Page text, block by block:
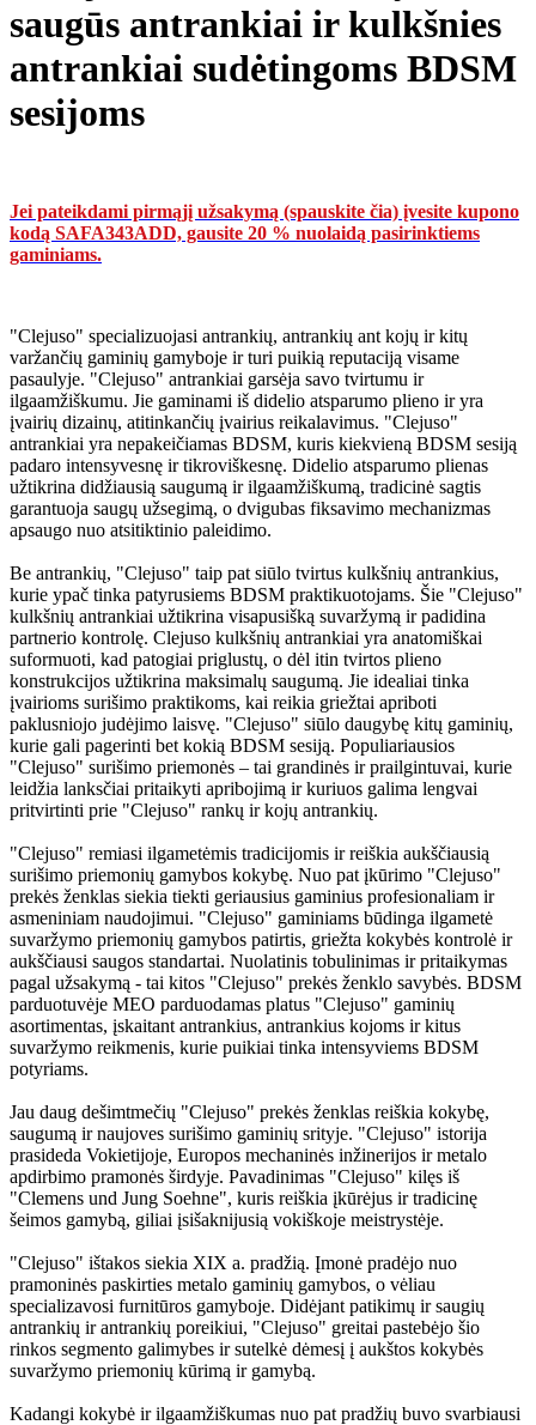
saugūs antrankiai ir kulkšnies
antrankiai sudėtingoms BDSM
sesijoms
Jei pateikdami pirmąjį užsakymą (spauskite čia) įvesite kupono
kodą SAFA343ADD, gausite 20 % nuolaidą pasirinktiems
gaminiams.
"Clejuso" specializuojasi antrankių, antrankių ant kojų ir kitų
varžančių gaminių gamyboje ir turi puikią reputaciją visame
pasaulyje. "Clejuso" antrankiai garsėja savo tvirtumu ir
ilgaamžiškumu. Jie gaminami iš didelio atsparumo plieno ir yra
įvairių dizainų, atitinkančių įvairius reikalavimus. "Clejuso"
antrankiai yra nepakeičiamas BDSM, kuris kiekvieną BDSM sesiją
padaro intensyvesnę ir tikroviškesnę. Didelio atsparumo plienas
užtikrina didžiausią saugumą ir ilgaamžiškumą, tradicinė sagtis
garantuoja saugų užsegimą, o dvigubas fiksavimo mechanizmas
apsaugo nuo atsitiktinio paleidimo.
Be antrankių, "Clejuso" taip pat siūlo tvirtus kulkšnių antrankius,
kurie ypač tinka patyrusiems BDSM praktikuotojams. Šie "Clejuso"
kulkšnių antrankiai užtikrina visapusišką suvaržymą ir padidina
partnerio kontrolę. Clejuso kulkšnių antrankiai yra anatomiškai
suformuoti, kad patogiai priglustų, o dėl itin tvirtos plieno
konstrukcijos užtikrina maksimalų saugumą. Jie idealiai tinka
įvairioms surišimo praktikoms, kai reikia griežtai apriboti
paklusniojo judėjimo laisvę. "Clejuso" siūlo daugybę kitų gaminių,
kurie gali pagerinti bet kokią BDSM sesiją. Populiariausios
"Clejuso" surišimo priemonės – tai grandinės ir prailgintuvai, kurie
leidžia lanksčiai pritaikyti apribojimą ir kuriuos galima lengvai
pritvirtinti prie "Clejuso" rankų ir kojų antrankių.
"Clejuso" remiasi ilgametėmis tradicijomis ir reiškia aukščiausią
surišimo priemonių gamybos kokybę. Nuo pat įkūrimo "Clejuso"
prekės ženklas siekia tiekti geriausius gaminius profesionaliam ir
asmeniniam naudojimui. "Clejuso" gaminiams būdinga ilgametė
suvaržymo priemonių gamybos patirtis, griežta kokybės kontrolė ir
aukščiausi saugos standartai. Nuolatinis tobulinimas ir pritaikymas
pagal užsakymą - tai kitos "Clejuso" prekės ženklo savybės. BDSM
parduotuvėje MEO parduodamas platus "Clejuso" gaminių
asortimentas, įskaitant antrankius, antrankius kojoms ir kitus
suvaržymo reikmenis, kurie puikiai tinka intensyviems BDSM
potyriams.
Jau daug dešimtmečių "Clejuso" prekės ženklas reiškia kokybę,
saugumą ir naujoves surišimo gaminių srityje. "Clejuso" istorija
prasideda Vokietijoje, Europos mechaninės inžinerijos ir metalo
apdirbimo pramonės širdyje. Pavadinimas "Clejuso" kilęs iš
"Clemens und Jung Soehne", kuris reiškia įkūrėjus ir tradicinę
šeimos gamybą, giliai įsišaknijusią vokiškoje meistrystėje.
"Clejuso" ištakos siekia XIX a. pradžią. Įmonė pradėjo nuo
pramoninės paskirties metalo gaminių gamybos, o vėliau
specializavosi furnitūros gamyboje. Didėjant patikimų ir saugių
antrankių ir antrankių poreikiui, "Clejuso" greitai pastebėjo šio
rinkos segmento galimybes ir sutelkė dėmesį į aukštos kokybės
suvaržymo priemonių kūrimą ir gamybą.
Kadangi kokybė ir ilgaamžiškumas nuo pat pradžių buvo svarbiausi